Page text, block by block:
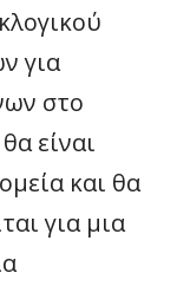
για
στο
είναι
και θα
για μια